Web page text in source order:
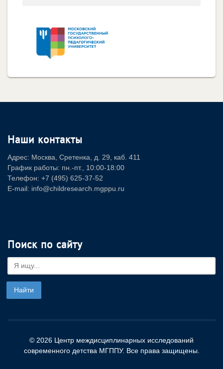
Наши контакты
Адрес: Москва, Сретенка, д. 29, каб. 411
График работы: пн.-пт., 10:00-18:00
Телефон: +7 (495) 625-37-52
E-mail: info@childresearch.mgppu.ru
Поиск по сайту
© 2026 Центр междисциплинарных исследований
современного детства МГППУ. Все права защищены.